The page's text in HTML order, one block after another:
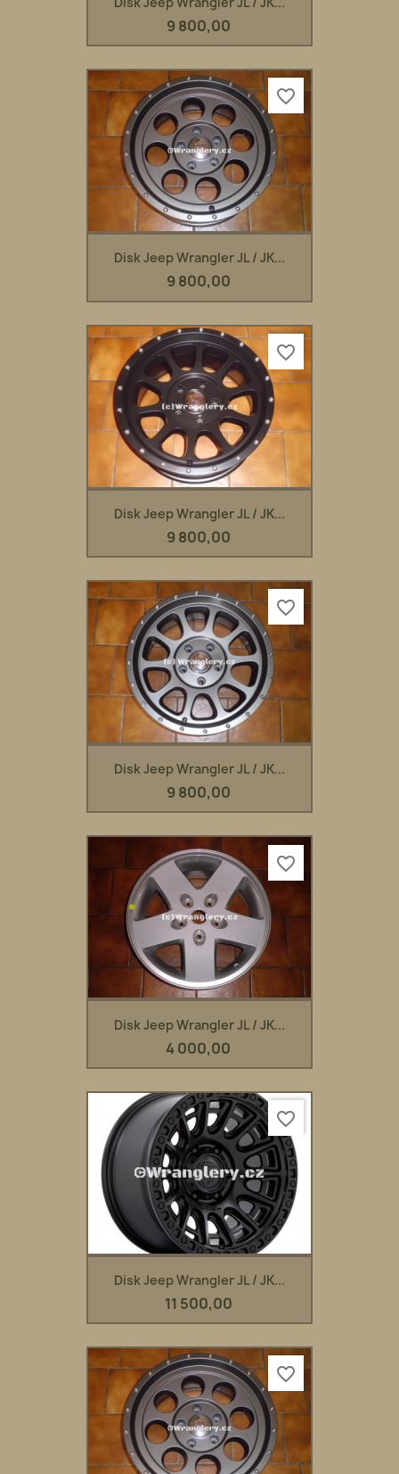
9 800,00
Disk Jeep Wrangler JL / JK...
9 800,00
favorite_border
Disk Jeep Wrangler JL / JK...
9 800,00
favorite_border
Disk Jeep Wrangler JL / JK...
9 800,00
favorite_border
Disk Jeep Wrangler JL / JK...
4 000,00
favorite_border
Disk Jeep Wrangler JL / JK...
11 500,00
favorite_border
favorite_border